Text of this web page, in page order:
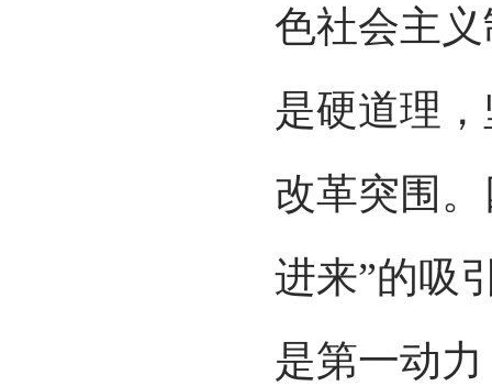
色社会主
是硬道理
改革突围
进来”的吸
是第一动